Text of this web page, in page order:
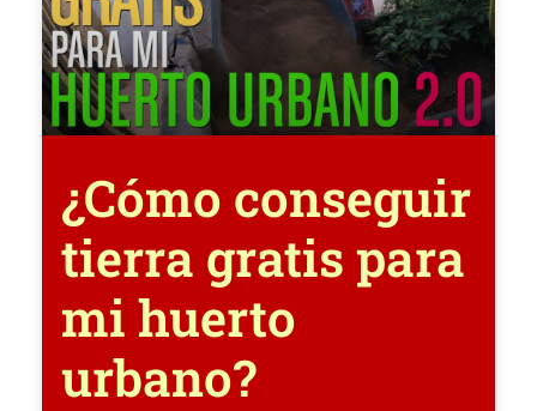
¿Cómo conseguir
tierra gratis para
mi huerto
urbano?